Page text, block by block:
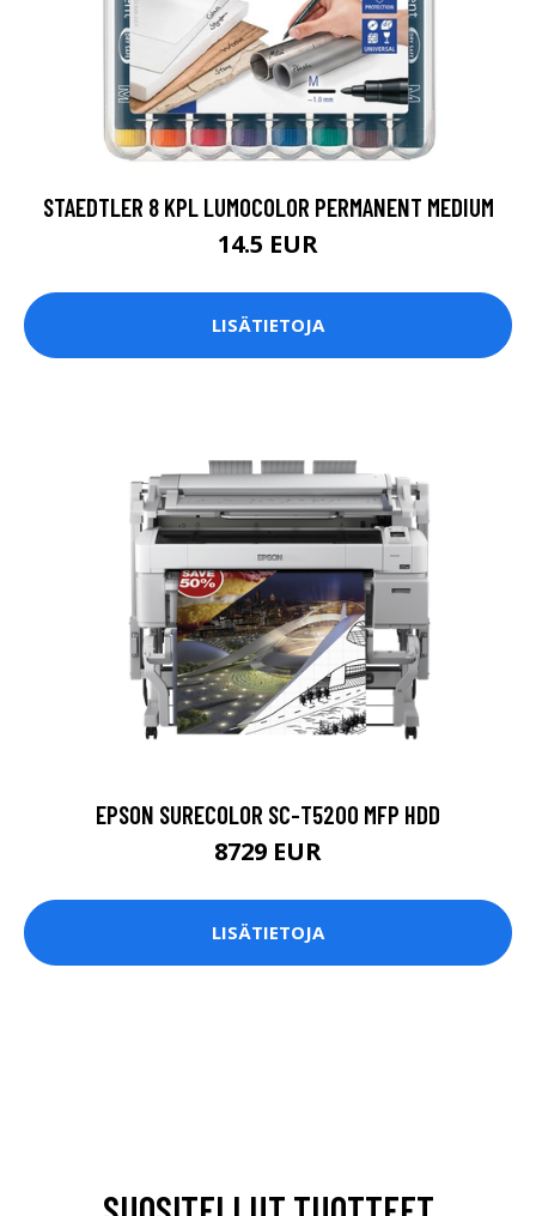
STAEDTLER 8 KPL LUMOCOLOR PERMANENT MEDIUM
14.5 EUR
LISÄTIETOJA
EPSON SURECOLOR SC-T5200 MFP HDD
8729 EUR
LISÄTIETOJA